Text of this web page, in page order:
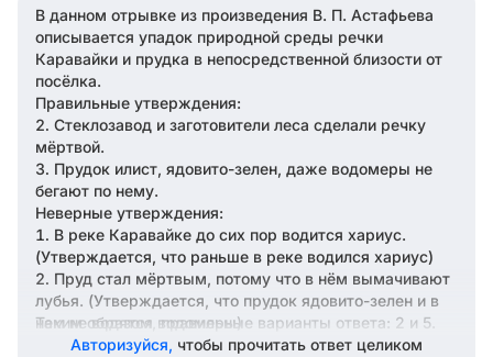
В данном отрывке из произведения В. П. Астафьева
описывается упадок природной среды речки
Каравайки и прудка в непосредственной близости от
посёлка.
Правильные утверждения:
Стеклозавод и заготовители леса сделали речку
мёртвой.
Прудок илист, ядовито-зелен, даже водомеры не
бегают по нему.
Неверные утверждения:
В реке Каравайке до сих пор водится хариус.
(Утверждается, что раньше в реке водился хариус)
Пруд стал мёртвым, потому что в нём вымачивают
лубья. (Утверждается, что прудок ядовито-зелен и в
нем не водятся водомеры)
Таким образом, правильные варианты ответа: 2 и 5.
Авторизуйся, чтобы прочитать ответ целиком